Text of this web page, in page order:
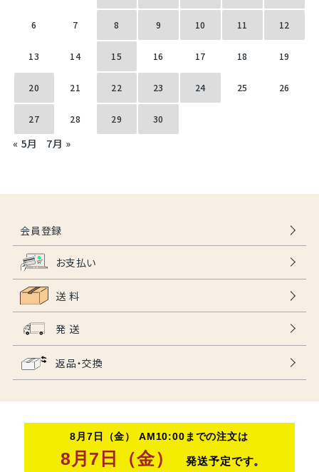
6 7 8 9 10 11 12
13 14 15 16 17 18 19
20 21 22 23 24 25 26
27 28 29 30
« 5月 7月 »
会員登録
お支払い
送 料
発 送
返品・交換